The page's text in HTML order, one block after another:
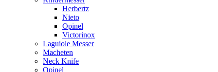
Herbertz
Nieto
Opinel
Victorinox
Laguiole Messer
Macheten
Neck Knife
Opinel